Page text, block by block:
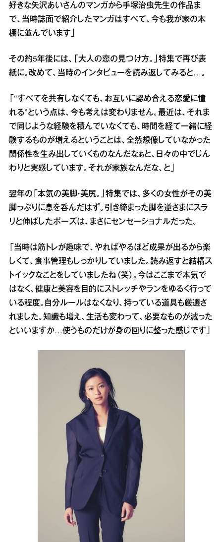
好きな矢沢あいさんのマンガから手塚治虫先生の作品ま
で、当時誌面で紹介したマンガはすべて、今も我が家の本
棚に並んでいます」
その約5年後には、「大人の恋の見つけ方。」特集で再び表
紙に。改めて、当時のインタビューを読み返してみると…。
「“すべてを共有しなくても、お互いに認め合える恋愛に憧
れる”という点は、今も考えは変わりません。最近は、それま
で同じような経験を積んでいなくても、時間を経て一緒に経
験するものが増えるということは、全然想像していなかった
関係性を生み出していくものなんだなぁと、日々の中でじん
わりと実感しています。それが家族なんだな、と」
翌年の「本気の美脚・美尻。」特集では、多くの女性がその美
脚っぷりに息を呑んだはず。引き締まった脚を逆さまにスラ
リと伸ばしたポーズは、まさにセンセーショナルだった。
「当時は筋トレが趣味で、やればやるほど成果が出るから楽
しくて、食事管理もしっかりしていました。読み返すと結構ス
トイックなことをしていましたね（笑）。今はここまで本気で
はなく、健康と美容を目的にストレッチやランをゆるく行って
いる程度。自分ルールはなくなり、持っている道具も厳選さ
れました。知識も増え、生活も変わって、必要なものが減った
といいますか…使うものだけが身の回りに整った感じです」